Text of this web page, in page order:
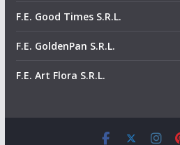
F.E. Good Times S.R.L.
F.E. GoldenPan S.R.L.
F.E. Art Flora S.R.L.